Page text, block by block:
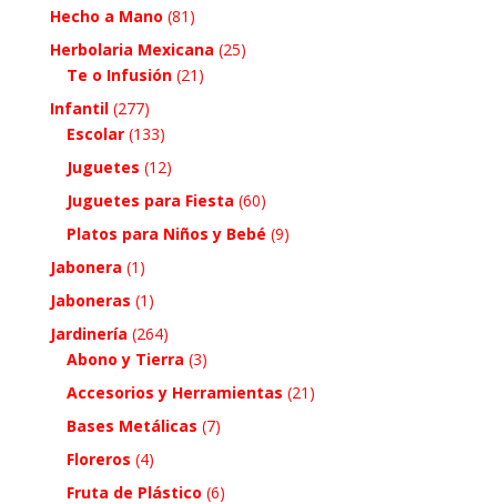
Hecho a Mano (81)
Herbolaria Mexicana (25)
Te o Infusión (21)
Infantil (277)
Escolar (133)
Juguetes (12)
Juguetes para Fiesta (60)
Platos para Niños y Bebé (9)
Jabonera (1)
Jaboneras (1)
Jardinería (264)
Abono y Tierra (3)
Accesorios y Herramientas (21)
Bases Metálicas (7)
Floreros (4)
Fruta de Plástico (6)